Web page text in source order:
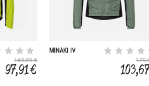
169,99 €
97,91 €
MINAKI IV